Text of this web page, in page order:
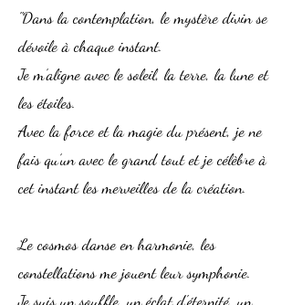
"Dans la contemplation, le mystère divin se
dévoile à chaque instant.
Je m’aligne avec le soleil, la terre, la lune et
les étoiles.
Avec la force et la magie du présent, je ne
fais qu’un avec le grand tout et je célèbre à
cet instant les merveilles de la création.
Le cosmos danse en harmonie, les
constellations me jouent leur symphonie.
Je suis un souffle, un éclat d'éternité, un